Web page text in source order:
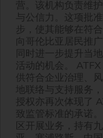
营。该机构负责维
与公信力。这项批
步，使其能够在符
向哥伦比亚居民推
同时进一步提升当
活动的机会。
供符合企业治理、
地联络与支持服务
授权亦再次体现了
致监管标准的承诺
区开展业务，持有